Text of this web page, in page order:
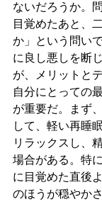
ないだろうか。
目覚めたあと、
か」という問い
に良し悪しを断
が、メリットと
自分にとっての
が重要だ。まず
して、軽い再睡
リラックスし、
場合がある。特
に目覚めた直後
のほうが穏やか